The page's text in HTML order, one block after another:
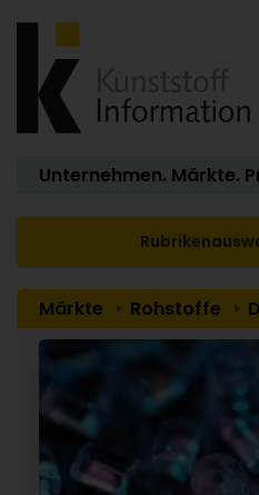
Unternehmen. Märkte.
Märkte Rohstoffe